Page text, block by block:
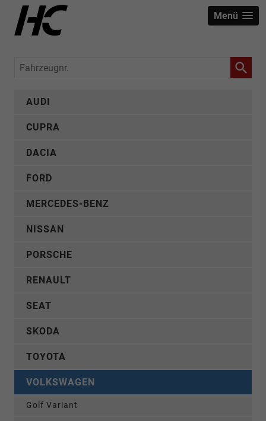
Menü
Fahrzeugnr.
AUDI
CUPRA
DACIA
FORD
MERCEDES-BENZ
NISSAN
PORSCHE
RENAULT
SEAT
SKODA
TOYOTA
VOLKSWAGEN
Golf Variant